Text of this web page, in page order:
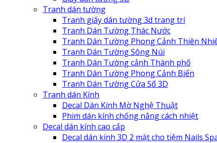
Tranh dán tường
Tranh giấy dán tường 3d trang trí
Tranh Dán Tường Thác Nước
Tranh Dán Tường Phong Cảnh Thiên
Tranh Dán Tường Sông Núi
Tranh Dán Tường cảnh Thành phố
Tranh Dán Tường Phong Cảnh Biển
Tranh Dán Tường Cửa Sổ 3D
Tranh dán Kính
Decal Dán Kính Mờ Nghệ Thuật
Phim dán kính chống nắng cách nhiệt
Decal dán kính cao cấp
Decal dán kính 3D 2 mặt cho tiệm Nails